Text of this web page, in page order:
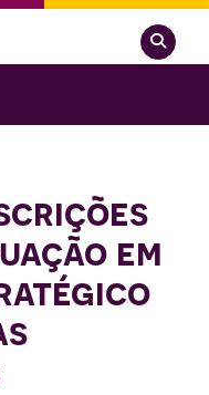
Pesquisar
em